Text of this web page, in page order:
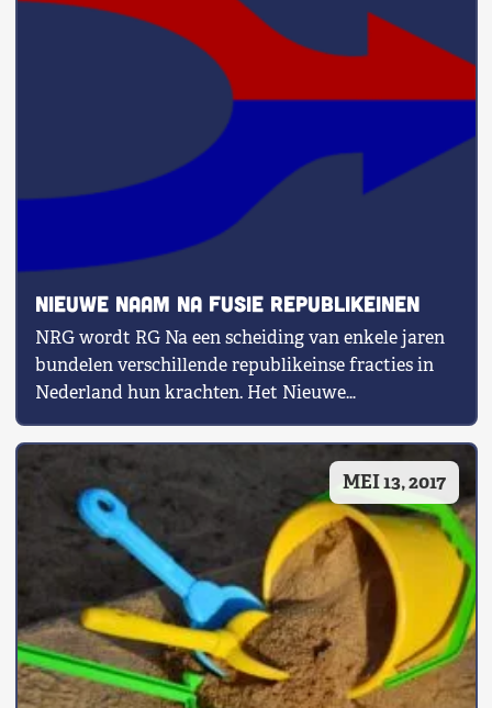
Nieuwe naam na fusie republikeinen
NRG wordt RG Na een scheiding van enkele jaren
bundelen verschillende republikeinse fracties in
Nederland hun krachten. Het Nieuwe
Republikeins […]
MEI 13, 2017